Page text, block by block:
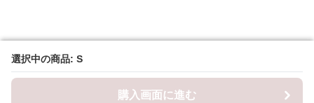
選択中の商品: S
購入画面に進む
選択中の商品: S
購入画面に進む